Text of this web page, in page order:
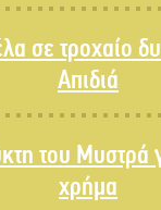
σε τροχαίο
Απιδιά
του Μυστρά
χρήμα